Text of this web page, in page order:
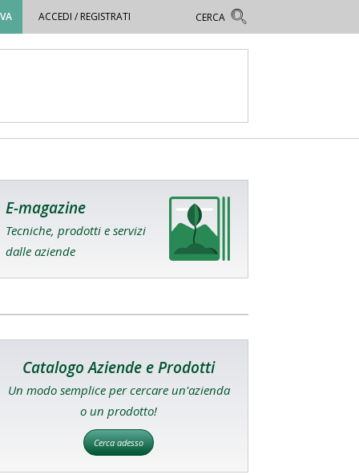
ACCEDI / REGISTRATI
E-magazine
Tecniche, prodotti e servizi
dalle aziende
Catalogo Aziende e Prodotti
Un modo semplice per cercare un'azienda
o un prodotto!
Cerca adesso